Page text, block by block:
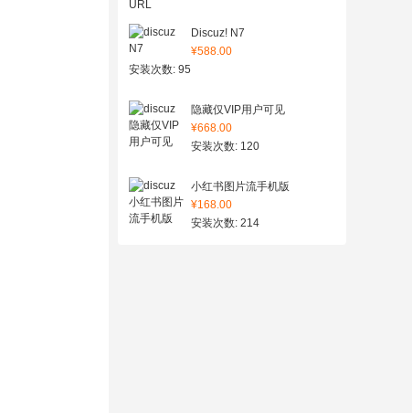
Discuz! N7
¥588.00
安装次数: 95
隐藏仅VIP用户可见
¥668.00
安装次数: 120
小红书图片流手机版
¥168.00
安装次数: 214